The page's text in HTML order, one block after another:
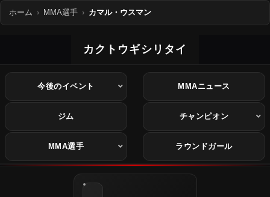
ホーム MMA選手 カマル・ウスマン
カクトウギシリタイ
今後のイベント MMAニュース
ジム チャンピオン
MMA選手 ラウンドガール